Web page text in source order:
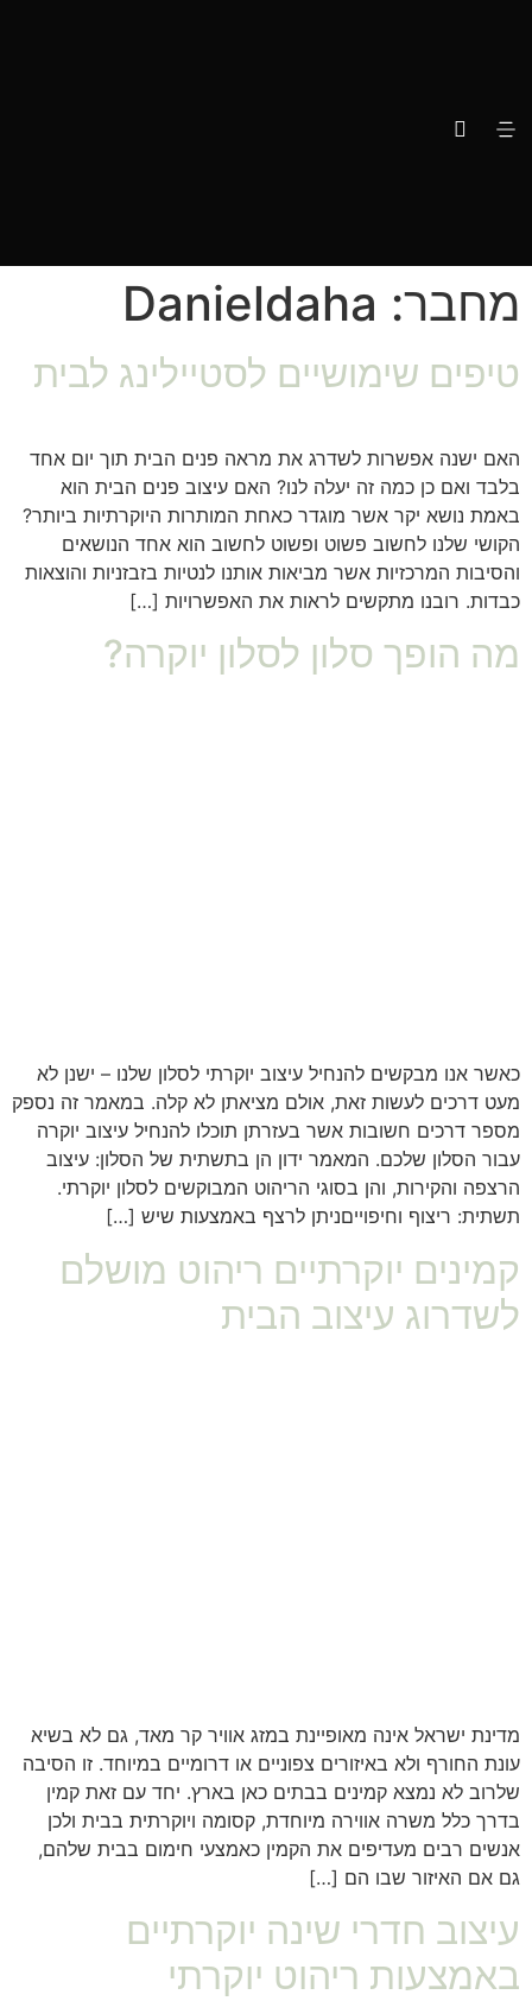
מחבר: Danieldaha
טיפים שימושיים לסטיילינג לבית
האם ישנה אפשרות לשדרג את מראה פנים הבית תוך יום אחד
בלבד ואם כן כמה זה יעלה לנו? האם עיצוב פנים הבית הוא
באמת נושא יקר אשר מוגדר כאחת המותרות היוקרתיות ביותר?
הקושי שלנו לחשוב פשוט ופשוט לחשוב הוא אחד הנושאים
והסיבות המרכזיות אשר מביאות אותנו לנטיות בזבזניות והוצאות
כבדות. רובנו מתקשים לראות את האפשרויות […]
מה הופך סלון לסלון יוקרה?
כאשר אנו מבקשים להנחיל עיצוב יוקרתי לסלון שלנו – ישנן לא
מעט דרכים לעשות זאת, אולם מציאתן לא קלה. במאמר זה נספק
מספר דרכים חשובות אשר בעזרתן תוכלו להנחיל עיצוב יוקרה
עבור הסלון שלכם. המאמר ידון הן בתשתית של הסלון: עיצוב
הרצפה והקירות, והן בסוגי הריהוט המבוקשים לסלון יוקרתי.
תשתית: ריצוף וחיפוייםניתן לרצף באמצעות שיש […]
קמינים יוקרתיים ריהוט מושלם
לשדרוג עיצוב הבית
מדינת ישראל אינה מאופיינת במזג אוויר קר מאד, גם לא בשיא
עונת החורף ולא באיזורים צפוניים או דרומיים במיוחד. זו הסיבה
שלרוב לא נמצא קמינים בבתים כאן בארץ. יחד עם זאת קמין
בדרך כלל משרה אווירה מיוחדת, קסומה ויוקרתית בבית ולכן
אנשים רבים מעדיפים את הקמין כאמצעי חימום בבית שלהם,
גם אם האיזור שבו הם […]
עיצוב חדרי שינה יוקרתיים
באמצעות ריהוט יוקרתי